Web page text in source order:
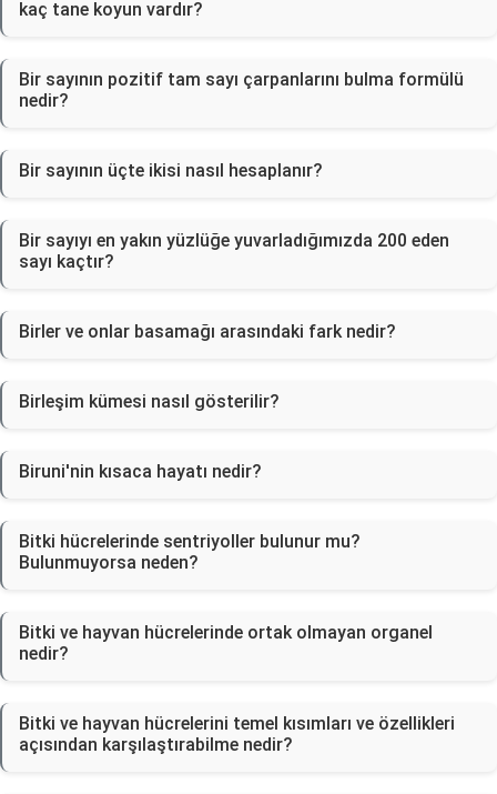
kaç tane koyun vardır?
Bir sayının pozitif tam sayı çarpanlarını bulma formülü
nedir?
Bir sayının üçte ikisi nasıl hesaplanır?
Bir sayıyı en yakın yüzlüğe yuvarladığımızda 200 eden
sayı kaçtır?
Birler ve onlar basamağı arasındaki fark nedir?
Birleşim kümesi nasıl gösterilir?
Biruni'nin kısaca hayatı nedir?
Bitki hücrelerinde sentriyoller bulunur mu?
Bulunmuyorsa neden?
Bitki ve hayvan hücrelerinde ortak olmayan organel
nedir?
Bitki ve hayvan hücrelerini temel kısımları ve özellikleri
açısından karşılaştırabilme nedir?